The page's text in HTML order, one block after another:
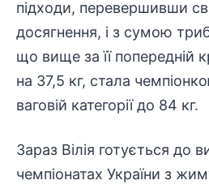
підходи, перевершивши
досягнення, і з сумою
що вище за її попередній
на 37,5 кг, стала
ваговій категорії до 84 кг.
Зараз Вілія готується до
чемпіонатах України з